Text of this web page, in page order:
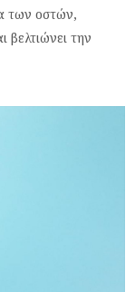
των οστών,
την